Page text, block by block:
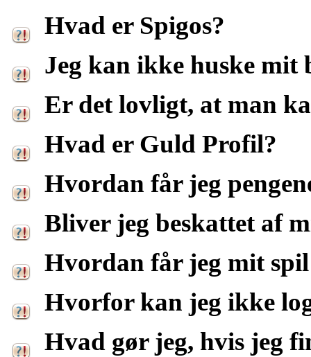
Hvad er Spigos?
Jeg kan ikke huske mit
Er det lovligt, at man
Hvad er Guld Profil?
Hvordan får jeg
Bliver jeg beskattet af
Hvordan får jeg mit
Hvorfor kan jeg ikke
Hvad gør jeg, hvis jeg